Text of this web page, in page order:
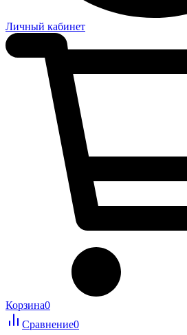
Личный кабинет
Корзина0
Сравнение0